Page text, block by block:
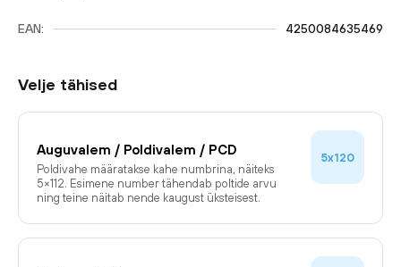
EAN: 4250084635469
Velje tähised
Auguvalem / Poldivalem / PCD
Poldivahe määratakse kahe numbrina, näiteks
5×112. Esimene number tähendab poltide arvu
ning teine näitab nende kaugust üksteisest.
5x120